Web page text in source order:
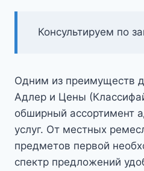
Консультируем по
Одним из преимуществ
Адлер и Цены
обширный ассортимент
услуг. От местных
предметов первой
спектр предложений